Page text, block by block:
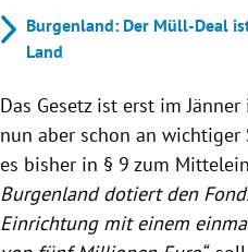
Burgenland: Der Müll-Deal
Land
Das Gesetz ist erst im
nun aber schon an
es bisher in § 9 zum
Burgenland dotiert den
Einrichtung mit einem